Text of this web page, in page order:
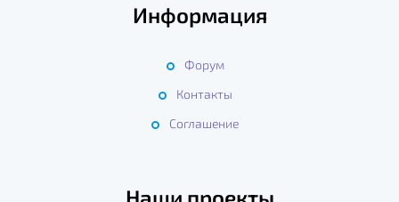
Информация
Форум
Контакты
Соглашение